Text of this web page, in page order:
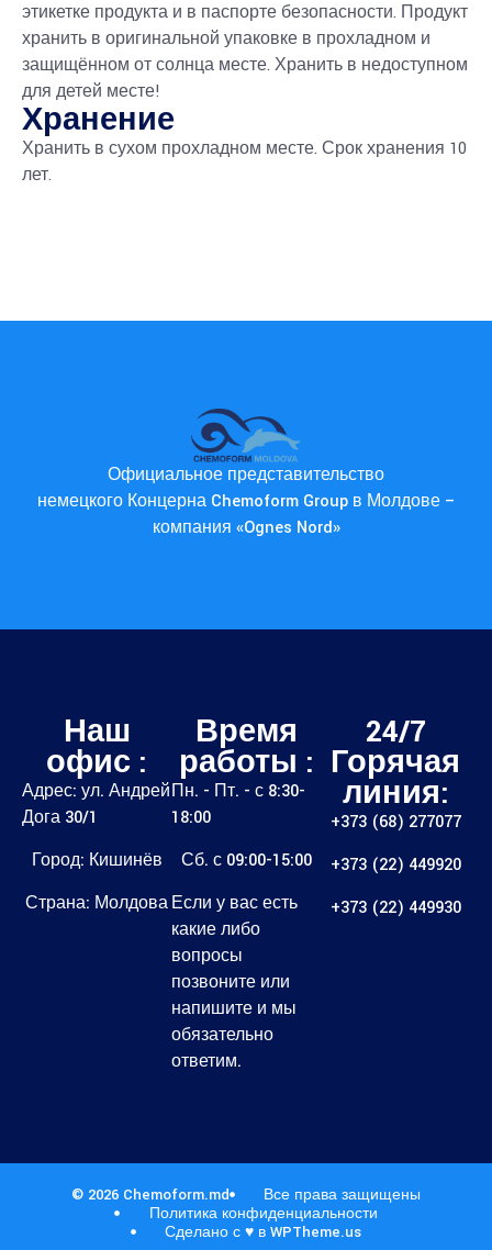
этикетке продукта и в паспорте безопасности. Продукт
хранить в оригинальной упаковке в прохладном и
защищённом от солнца месте. Хранить в недоступном
для детей месте!
Хранение
Хранить в сухом прохладном месте. Срок хранения 10
лет.
Официальное представительство
немецкого Концерна Chemoform Group в Молдове –
компания «Ognes Nord»
Наш
офис :
Адрес: ул. Андрей
Дога 30/1
Город: Кишинёв
Страна: Молдова
Время
работы :
Пн. - Пт. - с 8:30-
18:00
Сб. с 09:00-15:00
Если у вас есть
какие либо
вопросы
позвоните или
напишите и мы
обязательно
ответим.
24/7
Горячая
линия:
+373 (68) 277077
+373 (22) 449920
+373 (22) 449930
© 2026 Chemoform.md
Все права защищены
Политика конфиденциальности
Сделано с ♥ в WPTheme.us